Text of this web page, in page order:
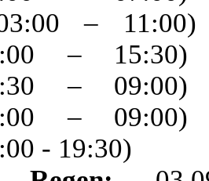
–
–
–
–
- 19:30)